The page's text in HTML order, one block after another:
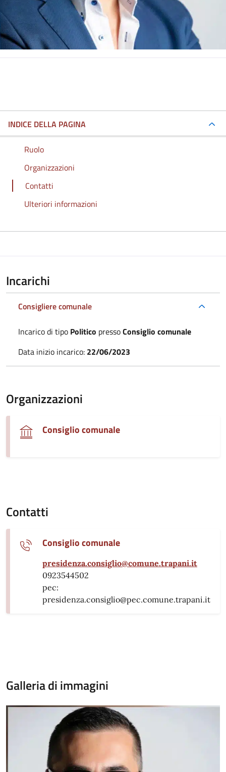
INDICE DELLA PAGINA
Ruolo
Organizzazioni
Contatti
Ulteriori informazioni
Incarichi
Consigliere comunale
Incarico di tipo Politico pressoConsiglio comunale
Data inizio incarico: 22/06/2023
Organizzazioni
Consiglio comunale
Contatti
Consiglio comunale
presidenza.consiglio@comune.trapani.it
0923544502
pec:
presidenza.consiglio@pec.comune.trapani.it
Galleria di immagini